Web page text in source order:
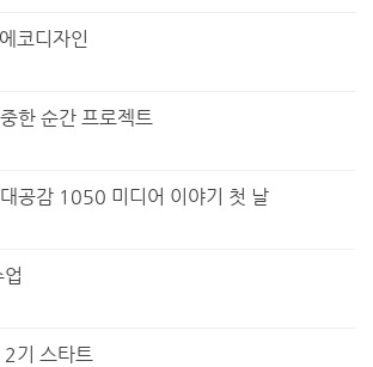
코디자인
한 순간 프로젝트
공감 1050 미디어 이야기 첫 날
2기 스타트